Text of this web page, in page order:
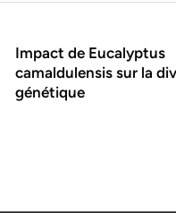
Impact de Eucalyptus
camaldulensis sur la
génétique